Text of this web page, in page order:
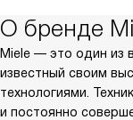
О бренде
Miele — это один из
известный своим
технологиями.
и постоянно